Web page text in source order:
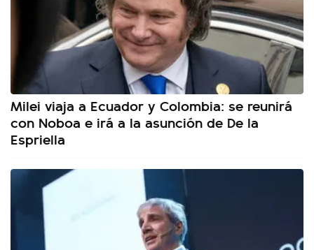
Milei viaja a Ecuador y Colombia: se reunirá
con Noboa e irá a la asunción de De la
Espriella